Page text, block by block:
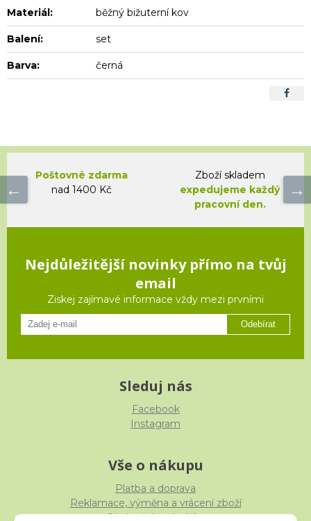
Materiál: běžný bižuterní kov
Balení: set
Barva: černá
Poštovné zdarma
nad 1400 Kč
Zboží skladem
expedujeme každý
pracovní den.
Nejdůležitější novinky přímo na tvůj
email
Ziskej zajímavé informace vždy mezi prvními
Odebírat
Sleduj nás
Facebook
Instagram
Vše o nákupu
Platba a doprava
Reklamace, výměna a vrácení zboží
Obchodní podmínky